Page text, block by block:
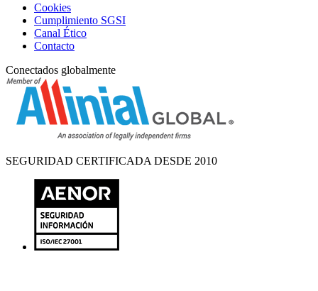
Cookies
Cumplimiento SGSI
Canal Ético
Contacto
Conectados globalmente
SEGURIDAD CERTIFICADA DESDE 2010